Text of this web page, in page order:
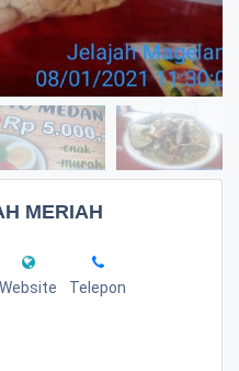
MERIAH
Website Telepon